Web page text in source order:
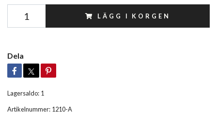
LÄGG I KORGEN
Dela
Lagersaldo: 1
Artikelnummer: 1210-A